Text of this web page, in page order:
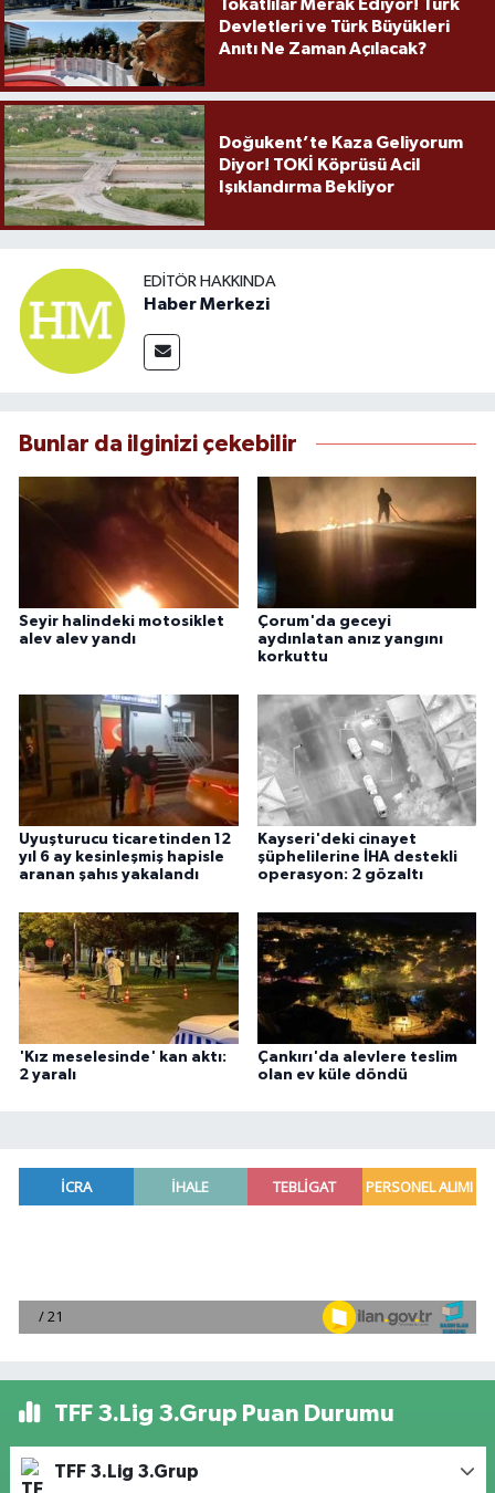
Tokatlılar Merak Ediyor! Türk
Devletleri ve Türk Büyükleri
Anıtı Ne Zaman Açılacak?
Doğukent’te Kaza Geliyorum
Diyor! TOKİ Köprüsü Acil
Işıklandırma Bekliyor
EDITÖR HAKKINDA
Haber Merkezi
Bunlar da ilginizi çekebilir
Seyir halindeki motosiklet
alev alev yandı
Çorum'da geceyi
aydınlatan anız yangını
korkuttu
Uyuşturucu ticaretinden 12
yıl 6 ay kesinleşmiş hapisle
aranan şahıs yakalandı
Kayseri'deki cinayet
şüphelilerine İHA destekli
operasyon: 2 gözaltı
'Kız meselesinde' kan aktı:
2 yaralı
Çankırı'da alevlere teslim
olan ev küle döndü
TFF 3.Lig 3.Grup Puan Durumu
TFF 3.Lig 3.Grup